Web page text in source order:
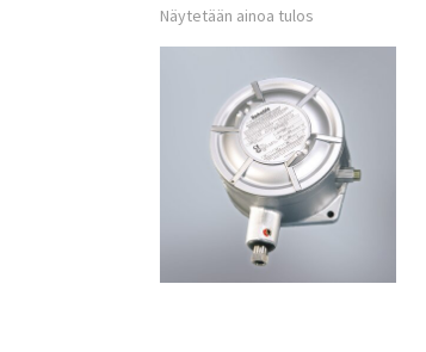
Näytetään ainoa tulos